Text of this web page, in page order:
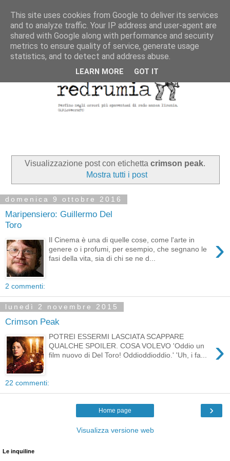
Visualizzazione post con etichetta crimson peak.
Mostra tutti i post
domenica 9 ottobre 2016
Maripensiero: Guillermo Del
Toro
›
Il Cinema è una di quelle cose, come l'arte in
genere o i profumi, per esempio, che segnano le
fasi della vita, sia di chi se ne d...
2 commenti:
lunedì 2 novembre 2015
Crimson Peak
›
POTREI ESSERMI LASCIATA SCAPPARE
QUALCHE SPOILER. COSA VOLEVO 'Oddio un
film nuovo di Del Toro! Oddioddioddio.' 'Uh, i fa...
22 commenti:
›
Home page
Visualizza versione web
Le inquiline
This site uses cookies from Google to deliver its services
and to analyze traffic. Your IP address and user-agent are
shared with Google along with performance and security
metrics to ensure quality of service, generate usage
statistics, and to detect and address abuse.
LEARN MORE GOT IT